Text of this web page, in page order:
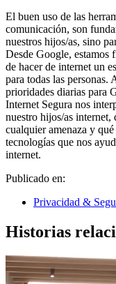
El buen uso de las
comunicación, son
nuestros hijos/as, sino
Desde Google, estamos
de hacer de internet un
para todas las
prioridades diarias para
Internet Segura nos
nuestro hijos/as internet,
cualquier amenaza y
tecnologías que nos
internet.
Publicado en:
Privacidad &
Historias